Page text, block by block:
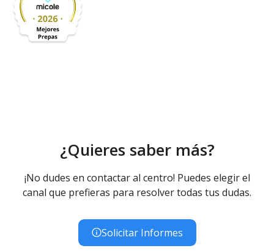
¿Quieres saber más?
¡No dudes en contactar al centro! Puedes elegir el
canal que prefieras para resolver todas tus dudas.
Solicitar Informes